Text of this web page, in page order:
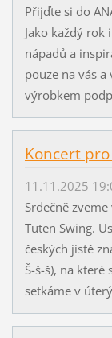
Přijďte si do
Jako každý
nápadů a
pouze na vás a
výrobkem
Koncert pro
11.11.2025
Srdečně
Tuten Swing.
českých jistě
Š-š-š), na
setkáme v